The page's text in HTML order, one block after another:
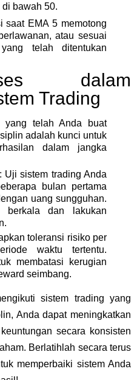
bawah 50.
saat EMA 5 memotong
atau sesuai
telah ditentukan
dalam
Trading
yang telah Anda buat
adalah kunci untuk
dalam jangka
Uji sistem trading Anda
bulan pertama
uang sungguhan.
berkala dan lakukan
toleransi risiko per
waktu tertentu.
membatasi kerugian
seimbang.
sistem trading yang
Anda dapat meningkatkan
secara konsisten
Berlatihlah secara terus
memperbaiki sistem Anda